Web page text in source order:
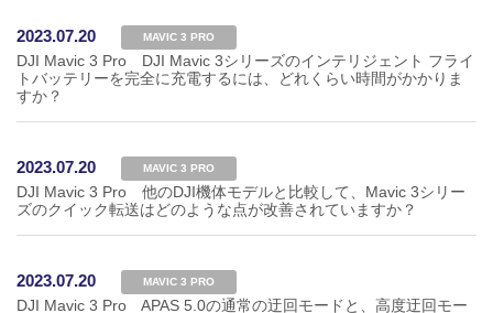
2023.07.20 MAVIC 3 PRO
DJI Mavic 3 Pro DJI Mavic 3シリーズのインテリジェント フライ
トバッテリーを完全に充電するには、どれくらい時間がかかりま
すか？
2023.07.20 MAVIC 3 PRO
DJI Mavic 3 Pro 他のDJI機体モデルと比較して、Mavic 3シリー
ズのクイック転送はどのような点が改善されていますか？
2023.07.20 MAVIC 3 PRO
DJI Mavic 3 Pro APAS 5.0の通常の迂回モードと、高度迂回モー